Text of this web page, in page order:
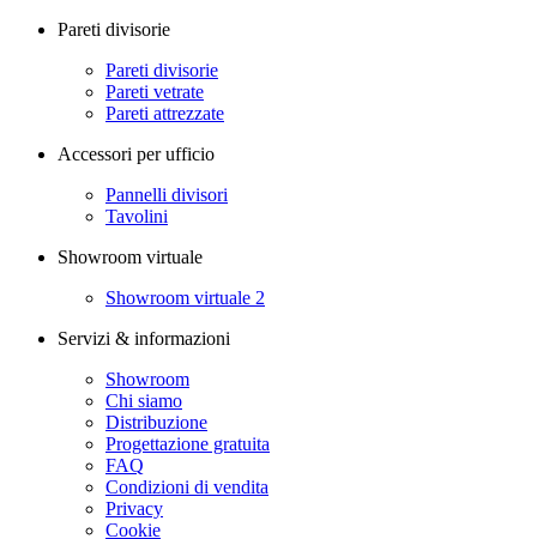
Pareti divisorie
Pareti divisorie
Pareti vetrate
Pareti attrezzate
Accessori per ufficio
Pannelli divisori
Tavolini
Showroom virtuale
Showroom virtuale 2
Servizi & informazioni
Showroom
Chi siamo
Distribuzione
Progettazione gratuita
FAQ
Condizioni di vendita
Privacy
Cookie